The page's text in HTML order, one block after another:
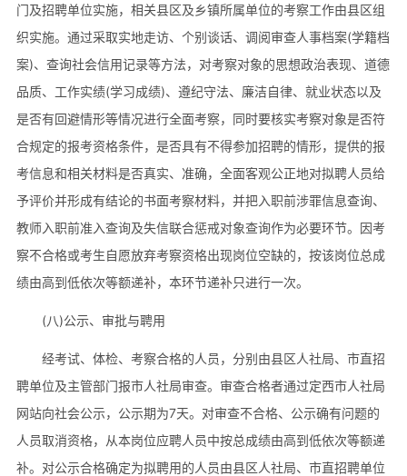
门及招聘单位实施，相关县区及乡镇所属单位的考察工作由县区组
织实施。通过采取实地走访、个别谈话、调阅审查人事档案(学籍档
案)、查询社会信用记录等方法，对考察对象的思想政治表现、道德
品质、工作实绩(学习成绩)、遵纪守法、廉洁自律、就业状态以及
是否有回避情形等情况进行全面考察，同时要核实考察对象是否符
合规定的报考资格条件，是否具有不得参加招聘的情形，提供的报
考信息和相关材料是否真实、准确，全面客观公正地对拟聘人员给
予评价并形成有结论的书面考察材料，并把入职前涉罪信息查询、
教师入职前准入查询及失信联合惩戒对象查询作为必要环节。因考
察不合格或考生自愿放弃考察资格出现岗位空缺的，按该岗位总成
绩由高到低依次等额递补，本环节递补只进行一次。
(八)公示、审批与聘用
经考试、体检、考察合格的人员，分别由县区人社局、市直招
聘单位及主管部门报市人社局审查。审查合格者通过定西市人社局
网站向社会公示，公示期为7天。对审查不合格、公示确有问题的
人员取消资格，从本岗位应聘人员中按总成绩由高到低依次等额递
补。对公示合格确定为拟聘用的人员由县区人社局、市直招聘单位